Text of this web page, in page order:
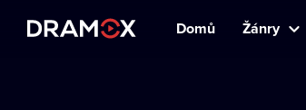
Domů Žánry